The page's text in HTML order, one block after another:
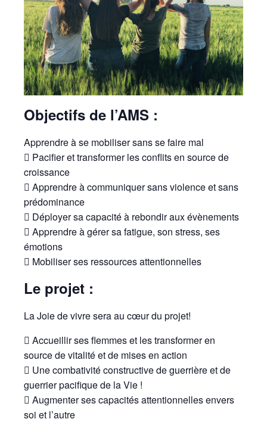
Objectifs de l’AMS :
Apprendre à se mobiliser sans se faire mal
 Pacifier et transformer les conflits en source de
croissance
 Apprendre à communiquer sans violence et sans
prédominance
 Déployer sa capacité à rebondir aux évènements
 Apprendre à gérer sa fatigue, son stress, ses
émotions
 Mobiliser ses ressources attentionnelles
Le projet :
La Joie de vivre sera au cœur du projet!
 Accueillir ses flemmes et les transformer en
source de vitalité et de mises en action
 Une combativité constructive de guerrière et de
guerrier pacifique de la Vie !
 Augmenter ses capacités attentionnelles envers
soi et l’autre